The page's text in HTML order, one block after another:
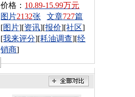
价格： 10.89-15.99万元
图片2132张 文章727篇
[图片][资讯][报价][社区]
[我来评分][耗油调查][经
销商]